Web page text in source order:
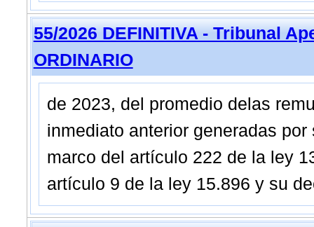
55/2026 DEFINITIVA - Tribunal
ORDINARIO
de 2023, del promedio delas
inmediato anterior generadas
marco del artículo 222 de la ley
artículo 9 de la ley 15.896 y su